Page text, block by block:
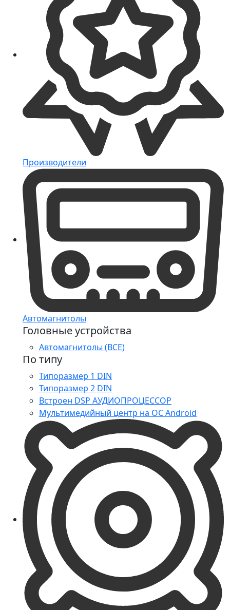
Производители
Автомагнитолы
Головные устройства
Автомагнитолы (ВСЕ)
По типу
Типоразмер 1 DIN
Типоразмер 2 DIN
Встроен DSP АУДИОПРОЦЕССОР
Мультимедийный центр на ОС Android